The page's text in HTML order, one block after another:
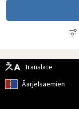
Translate
Åarjelsaemien